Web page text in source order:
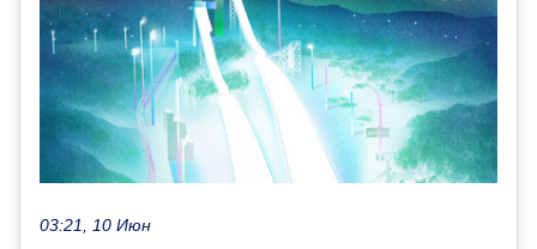
03:21, 10 Июн